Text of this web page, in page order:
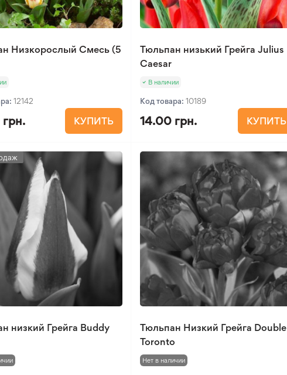
Низкорослый Смесь (5
12142
КУПИТЬ
Тюльпан низький Грейга Julius
Caesar
В наличии
Код товара:10189
14.00 грн. КУПИТЬ
низкий Грейга Buddy
Тюльпан Низкий Грейга Double
Toronto
Нет в наличии